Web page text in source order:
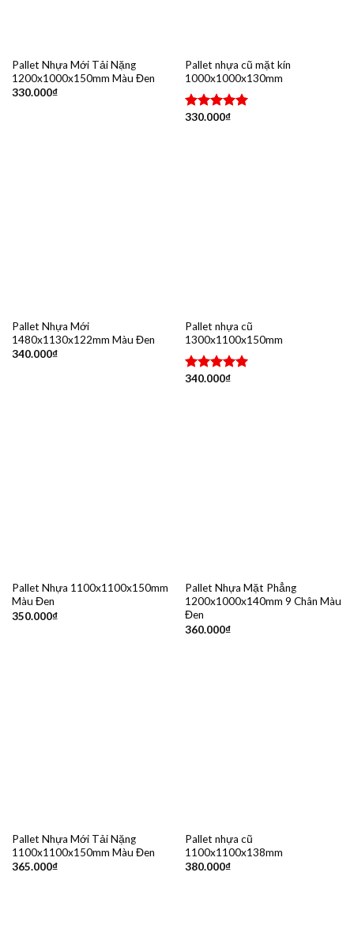
Pallet Nhựa Mới Tải Nặng
1200x1000x150mm Màu Đen
330.000₫
Pallet nhựa cũ mặt kín
1000x1000x130mm
Được xếp
330.000₫
Pallet Nhựa Mới
1480x1130x122mm Màu Đen
340.000₫
Pallet nhựa cũ
1300x1100x150mm
Được xếp
340.000₫
Pallet Nhựa 1100x1100x150mm
Màu Đen
350.000₫
Pallet Nhựa Mặt Phẳng
1200x1000x140mm 9 Chân Màu
Đen
360.000₫
Pallet Nhựa Mới Tải Nặng
1100x1100x150mm Màu Đen
365.000₫
Pallet nhựa cũ
1100x1100x138mm
380.000₫